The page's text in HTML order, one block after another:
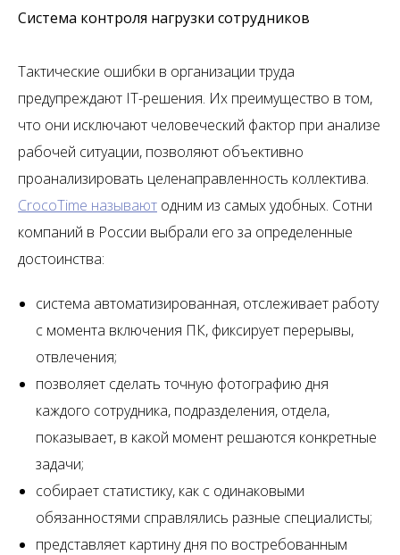
Система контроля нагрузки сотрудников
Тактические ошибки в организации труда
предупреждают IT-решения. Их преимущество в том,
что они исключают человеческий фактор при анализе
рабочей ситуации, позволяют объективно
проанализировать целенаправленность коллектива.
CrocoTime называют одним из самых удобных. Сотни
компаний в России выбрали его за определенные
достоинства:
система автоматизированная, отслеживает работу
с момента включения ПК, фиксирует перерывы,
отвлечения;
позволяет сделать точную фотографию дня
каждого сотрудника, подразделения, отдела,
показывает, в какой момент решаются конкретные
задачи;
собирает статистику, как с одинаковыми
обязанностями справлялись разные специалисты;
представляет картину дня по востребованным